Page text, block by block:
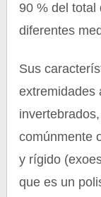
90 % del total
diferentes
Sus
extremidades
comúnmente
y rígido
que es un